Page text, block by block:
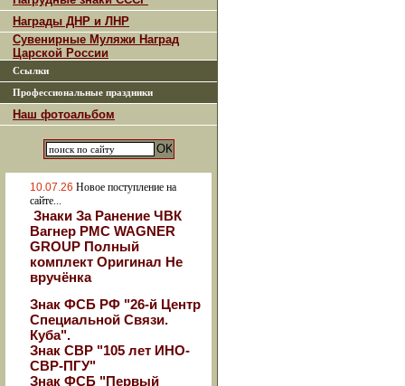
Награды ДНР и ЛНР
Сувенирные Муляжи Наград
Царской России
Ссылки
Профессиональные праздники
Наш фотоальбом
10.07.26 Новое поступление на
сайте...
Знаки За Ранение ЧВК
Вагнер РМС WAGNER
GROUP Полный
комплект Оригинал Не
вручёнка
Знак ФСБ РФ "26-й Центр
Специальной Связи.
Куба".
Знак СВР "105 лет ИНО-
СВР-ПГУ"
Знак ФСБ "Первый